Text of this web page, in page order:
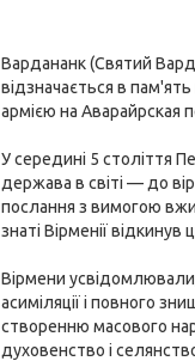
Вардананк (Святий
відзначається в
армією на Аварайрская
У середині 5 століття
держава в світі — до
послання з вимогою
знаті Вірменії відкинув
Вірмени
асиміляції і повного
створенню масового
духовенство і